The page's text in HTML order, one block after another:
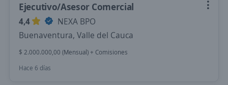
Ejecutivo/Asesor Comercial
4,4
NEXA BPO
Buenaventura, Valle del Cauca
$ 2.000.000,00 (Mensual) + Comisiones
Hace 6 días